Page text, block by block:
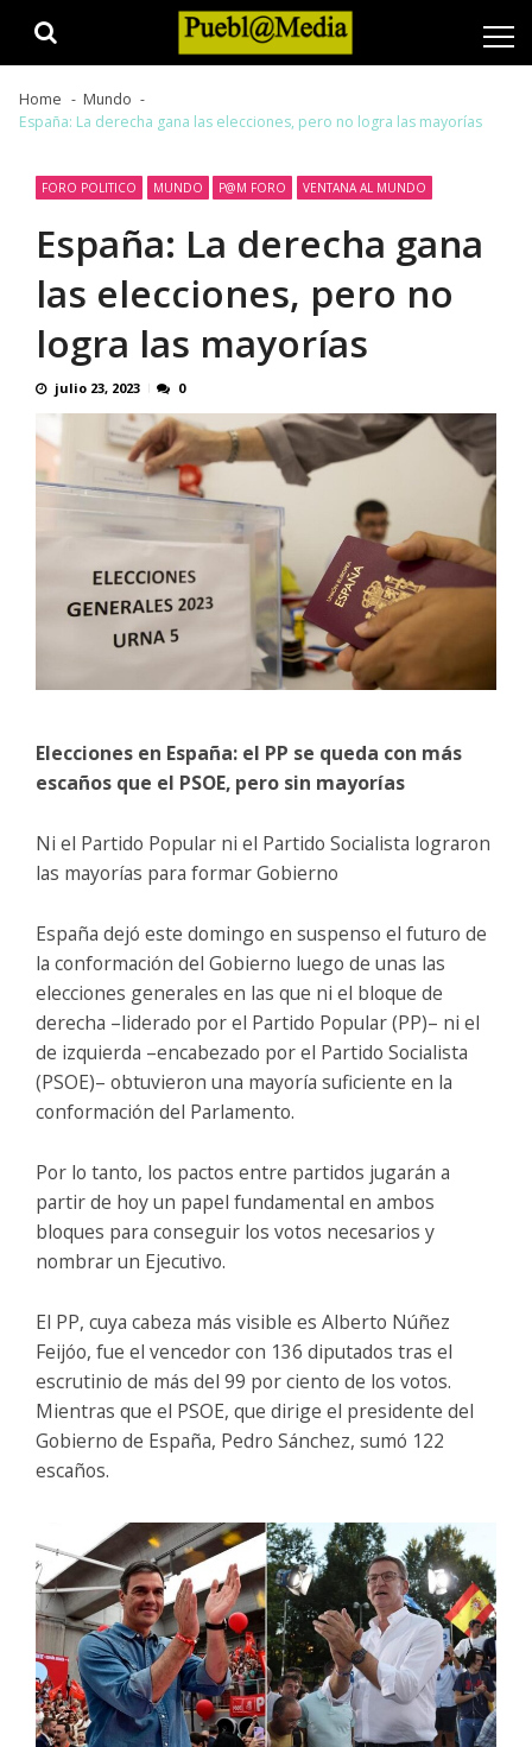
Home
Mundo
España: La derecha gana las elecciones, pero no logra las mayorías
FORO POLITICO MUNDO P@M FORO VENTANA AL MUNDO
España: La derecha gana
las elecciones, pero no
logra las mayorías
julio 23, 2023 0
Elecciones en España: el PP se queda con más
escaños que el PSOE, pero sin mayorías
Ni el Partido Popular ni el Partido Socialista lograron
las mayorías para formar Gobierno
España dejó este domingo en suspenso el futuro de
la conformación del Gobierno luego de unas las
elecciones generales en las que ni el bloque de
derecha –liderado por el Partido Popular (PP)– ni el
de izquierda –encabezado por el Partido Socialista
(PSOE)– obtuvieron una mayoría suficiente en la
conformación del Parlamento.
Por lo tanto, los pactos entre partidos jugarán a
partir de hoy un papel fundamental en ambos
bloques para conseguir los votos necesarios y
nombrar un Ejecutivo.
El PP, cuya cabeza más visible es Alberto Núñez
Feijóo, fue el vencedor con 136 diputados tras el
escrutinio de más del 99 por ciento de los votos.
Mientras que el PSOE, que dirige el presidente del
Gobierno de España, Pedro Sánchez, sumó 122
escaños.